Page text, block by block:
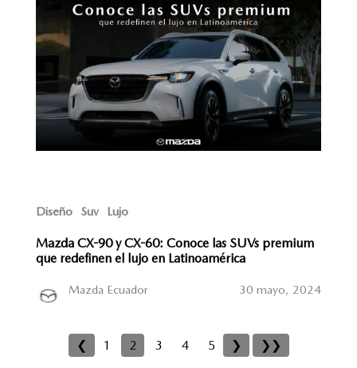
Diseño Suv Lujo
Mazda CX-90 y CX-60: Conoce las SUVs premium
que redefinen el lujo en Latinoamérica
Mazda Ecuador 30 mayo, 2024
❮ 1 2 3 4 5 ❯ ❯❯